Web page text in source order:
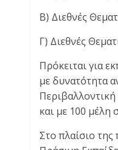
Β) Διεθνές
Γ) Διεθνές
Πρόκειται για
με δυνατότητα
και με 100 μέλη
Στο πλαίσιο